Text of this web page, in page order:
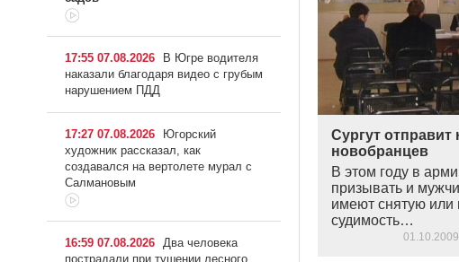
Сургут отправит
новобранцев
В этом году в
призывать и
имеют снятую
судимость…
17:55 07.08.2026
В Югре водителя
наказали благодаря видео с грубым
нарушением ПДД
17:27 07.08.2026
Югорский
художник рассказал, как
создавался на вертолете мурал с
Салмановым
16:59 07.08.2026 Два человека
пострадали при тушении лесного